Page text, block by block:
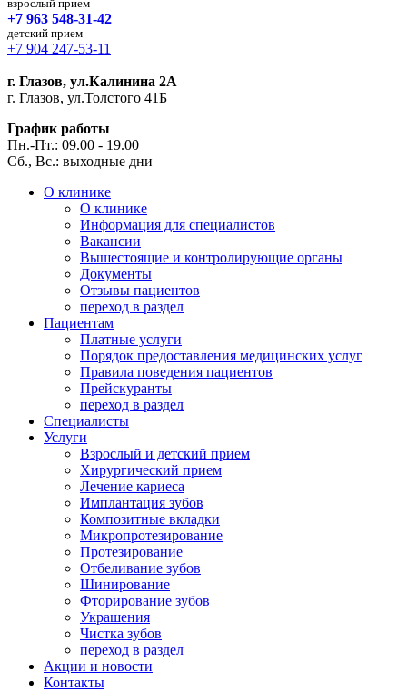
взрослый прием
+7 963 548-31-42
детский прием
+7 904 247-53-11
г. Глазов, ул.Калинина 2А
г. Глазов, ул.Толстого 41Б
График работы
Пн.-Пт.: 09.00 - 19.00
Сб., Вс.: выходные дни
О клинике
О клинике
Информация для специалистов
Вакансии
Вышестоящие и контролирующие органы
Документы
Отзывы пациентов
переход в раздел
Пациентам
Платные услуги
Порядок предоставления медицинских услуг
Правила поведения пациентов
Прейскуранты
переход в раздел
Специалисты
Услуги
Взрослый и детский прием
Хирургический прием
Лечение кариеса
Имплантация зубов
Композитные вкладки
Микропротезирование
Протезирование
Отбеливание зубов
Шинирование
Фторирование зубов
Украшения
Чистка зубов
переход в раздел
Акции и новости
Контакты